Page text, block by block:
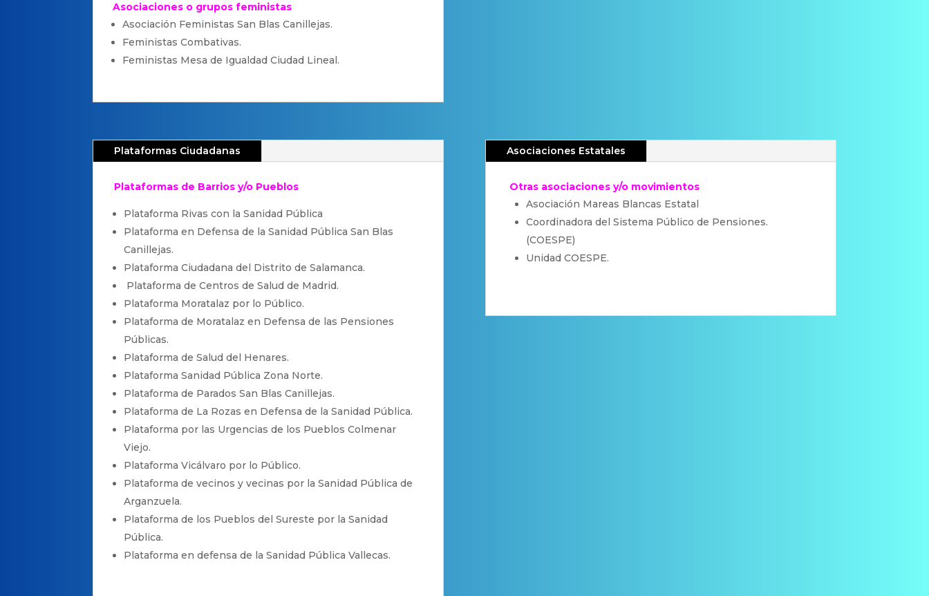
Asociaciones o grupos feministas
Asociación Feministas San Blas Canillejas.
Feministas Combativas.
Feministas Mesa de Igualdad Ciudad Lineal.
Plataformas Ciudadanas
Plataformas de Barrios y/o Pueblos
Plataforma Rivas con la Sanidad Pública
Plataforma en Defensa de la Sanidad Pública San Blas
Canillejas.
Plataforma Ciudadana del Distrito de Salamanca.
Plataforma de Centros de Salud de Madrid.
Plataforma Moratalaz por lo Público.
Plataforma de Moratalaz en Defensa de las Pensiones
Públicas.
Plataforma de Salud del Henares.
Plataforma Sanidad Pública Zona Norte.
Plataforma de Parados San Blas Canillejas.
Plataforma de La Rozas en Defensa de la Sanidad Pública.
Plataforma por las Urgencias de los Pueblos Colmenar
Viejo.
Plataforma Vicálvaro por lo Público.
Plataforma de vecinos y vecinas por la Sanidad Pública de
Arganzuela.
Plataforma de los Pueblos del Sureste por la Sanidad
Pública.
Plataforma en defensa de la Sanidad Pública Vallecas.
Asociaciones Estatales
Otras asociaciones y/o movimientos
Asociación Mareas Blancas Estatal
Coordinadora del Sistema Público de Pensiones.
(COESPE)
Unidad COESPE.